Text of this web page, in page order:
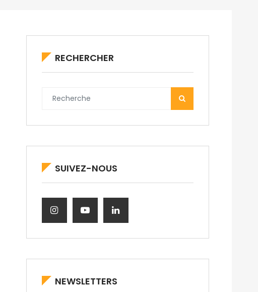
RECHERCHER
SUIVEZ-NOUS
NEWSLETTERS